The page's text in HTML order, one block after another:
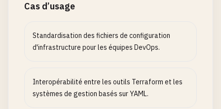
Cas d’usage
Standardisation des fichiers de configuration
d'infrastructure pour les équipes DevOps.
Interopérabilité entre les outils Terraform et les
systèmes de gestion basés sur YAML.